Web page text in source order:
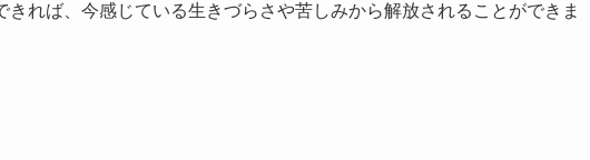
れば、今感じている生きづらさや苦しみから解放されることができま